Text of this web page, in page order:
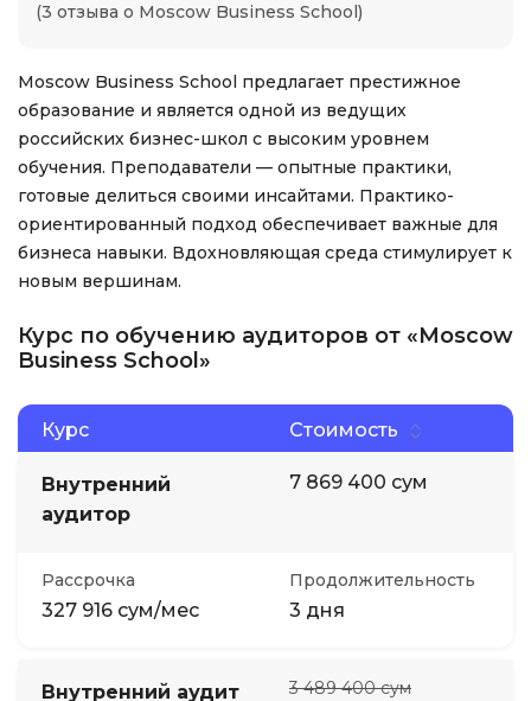
(3 отзыва о Moscow Business School)
Moscow Business School предлагает престижное
образование и является одной из ведущих
российских бизнес-школ с высоким уровнем
обучения. Преподаватели — опытные практики,
готовые делиться своими инсайтами. Практико-
ориентированный подход обеспечивает важные для
бизнеса навыки. Вдохновляющая среда стимулирует к
новым вершинам.
Курс по обучению аудиторов от «Moscow
Business School»
Курс Стоимость
Внутренний
аудитор
7 869 400 сум
Рассрочка
327 916 сум/мес
Продолжительность
3 дня
Внутренний аудит 3 489 400 сум